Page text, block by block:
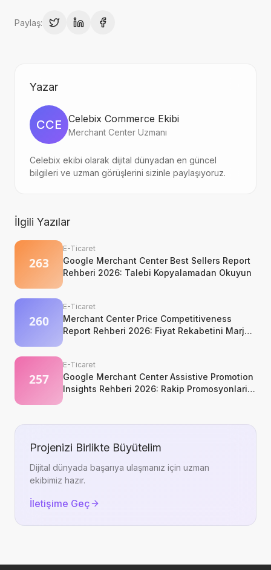
Paylaş:
Yazar
CCE Celebix Commerce Ekibi
Merchant Center Uzmanı
Celebix ekibi olarak dijital dünyadan en güncel
bilgileri ve uzman görüşlerini sizinle paylaşıyoruz.
İlgili Yazılar
E-Ticaret
Google Merchant Center Best Sellers Report
Rehberi 2026: Talebi Kopyalamadan Okuyun
E-Ticaret
Merchant Center Price Competitiveness
Report Rehberi 2026: Fiyat Rekabetini Marj
E-Ticaret
Google Merchant Center Assistive Promotion
Insights Rehberi 2026: Rakip Promosyonlarini
Projenizi Birlikte Büyütelim
Dijital dünyada başarıya ulaşmanız için uzman
ekibimiz hazır.
İletişime Geç